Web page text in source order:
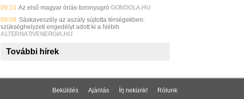
09:10 Az első magyar óriás-toronyugró GONDOLA.HU
09:09 Sáskaveszély az aszály sújtotta térségekben:
szükséghelyzeti engedélyt adott ki a Nébih
ALTERNATIVENERGIA.HU
További hírek
Beküldés Ajánlás Írj nekünk!
Rólunk